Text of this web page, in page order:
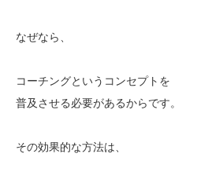
なぜなら、
コーチングというコンセプトを
普及させる必要があるからです。
その効果的な方法は、